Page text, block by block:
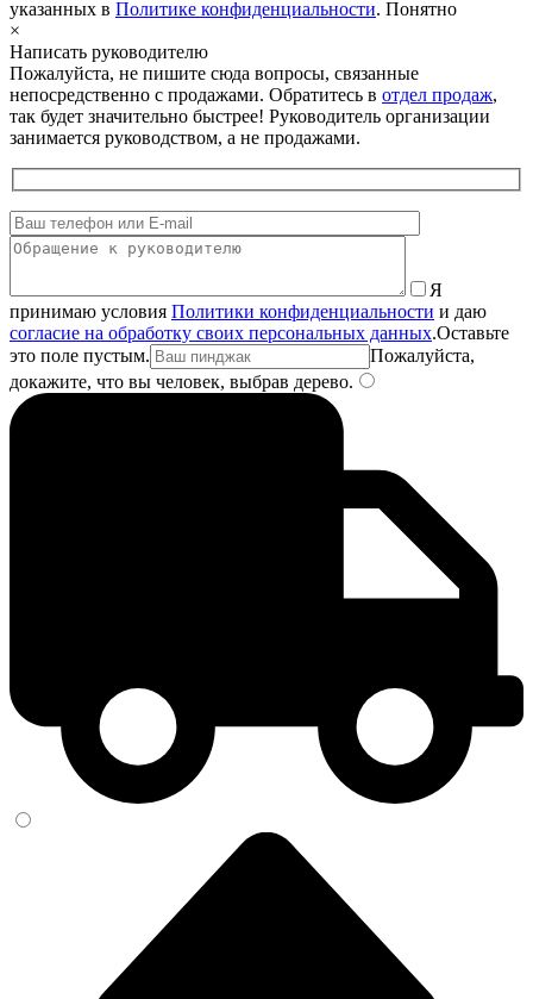
указанных в Политике конфиденциальности. Понятно
×
Написать руководителю
Пожалуйста, не пишите сюда вопросы, связанные
непосредственно с продажами. Обратитесь в отдел продаж,
так будет значительно быстрее! Руководитель организации
занимается руководством, а не продажами.
Я
принимаю условия Политики конфиденциальности и даю
согласие на обработку своих персональных данных.Оставьте
это поле пустым.
Пожалуйста,
докажите, что вы человек, выбрав дерево.